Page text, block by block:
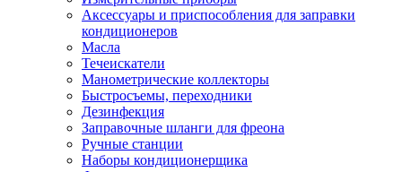
Аксессуары и приспособления для заправки
кондиционеров
Масла
Течеискатели
Манометрические коллекторы
Быстросъемы, переходники
Дезинфекция
Заправочные шланги для фреона
Ручные станции
Наборы кондиционерщика